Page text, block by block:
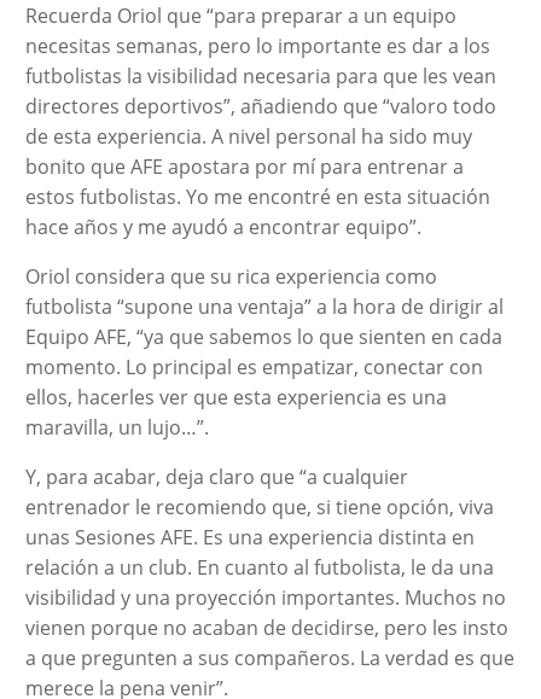
Recuerda Oriol que “para preparar a un equipo
necesitas semanas, pero lo importante es dar a los
futbolistas la visibilidad necesaria para que les vean
directores deportivos”, añadiendo que “valoro todo
de esta experiencia. A nivel personal ha sido muy
bonito que AFE apostara por mí para entrenar a
estos futbolistas. Yo me encontré en esta situación
hace años y me ayudó a encontrar equipo”.
Oriol considera que su rica experiencia como
futbolista “supone una ventaja” a la hora de dirigir al
Equipo AFE, “ya que sabemos lo que sienten en cada
momento. Lo principal es empatizar, conectar con
ellos, hacerles ver que esta experiencia es una
maravilla, un lujo…”.
Y, para acabar, deja claro que “a cualquier
entrenador le recomiendo que, si tiene opción, viva
unas Sesiones AFE. Es una experiencia distinta en
relación a un club. En cuanto al futbolista, le da una
visibilidad y una proyección importantes. Muchos no
vienen porque no acaban de decidirse, pero les insto
a que pregunten a sus compañeros. La verdad es que
merece la pena venir”.